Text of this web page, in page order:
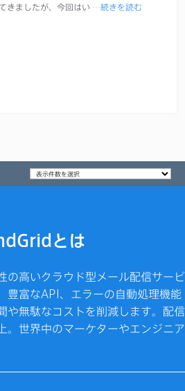
きましたが、今回はい …続きを読む
とは
の高いクラウド型メール配信サービ
豊富なAPI、エラーの自動処理機能
や無駄なコストを削減します。配信
世界中のマーケターやエンジニア